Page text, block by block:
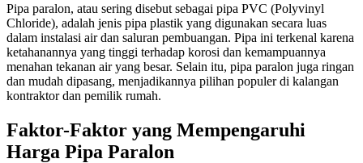
Pipa paralon, atau sering disebut sebagai pipa PVC (Polyvinyl
Chloride), adalah jenis pipa plastik yang digunakan secara luas
dalam instalasi air dan saluran pembuangan. Pipa ini terkenal karena
ketahanannya yang tinggi terhadap korosi dan kemampuannya
menahan tekanan air yang besar. Selain itu, pipa paralon juga ringan
dan mudah dipasang, menjadikannya pilihan populer di kalangan
kontraktor dan pemilik rumah.
Faktor-Faktor yang Mempengaruhi
Harga Pipa Paralon